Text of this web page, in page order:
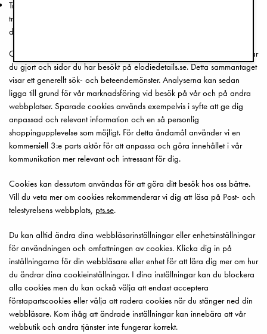
Tredjepartscookies som ett annat företag placerat på din dator (det är
tredjepartscookies som gör att du t.ex. ser annonser på produkter som
du tidigare har klickat eller gjort sökningar på).
Cookies kan även komma att användas för att analysera vilka sökningar
du gjort och sidor du har besökt på elodiedetails.se. Detta sammantaget
visar ett generellt sök- och beteendemönster. Analyserna kan sedan
ligga till grund för vår marknadsföring vid besök på vår och på andra
webbplatser. Sparade cookies används exempelvis i syfte att ge dig
anpassad och relevant information och en så personlig
shoppingupplevelse som möjligt. För detta ändamål använder vi en
kommersiell 3:e parts aktör för att anpassa och göra innehållet i vår
kommunikation mer relevant och intressant för dig.
Cookies kan dessutom användas för att göra ditt besök hos oss bättre.
Vill du veta mer om cookies rekommenderar vi dig att läsa på Post- och
telestyrelsens webbplats, pts.se.
Du kan alltid ändra dina webbläsarinställningar eller enhetsinställningar
för användningen och omfattningen av cookies. Klicka dig in på
inställningarna för din webbläsare eller enhet för att lära dig mer om hur
du ändrar dina cookieinställningar. I dina inställningar kan du blockera
alla cookies men du kan också välja att endast acceptera
förstapartscookies eller välja att radera cookies när du stänger ned din
webbläsare. Kom ihåg att ändrade inställningar kan innebära att vår
webbutik och andra tjänster inte fungerar korrekt.